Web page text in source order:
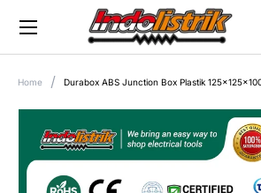
SKIP TO CONTENT
SEARCH
Home Durabox ABS Junction Box Plastik